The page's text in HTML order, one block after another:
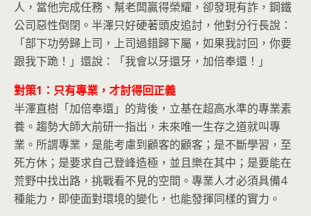
人，當他完成任務、幫老闆贏得榮耀，卻發現有詐，鋼鐵
公司惡性倒閉。半澤只好硬著頭皮追討，他對分行長說：
「部下功勞歸上司，上司過錯歸下屬，如果我討回，你要
跟我下跪！」還說：「我會以牙還牙，加倍奉還！」
對策1：只有專業，才討得回正義
半澤直樹「加倍奉還」的背後，立基在超高水準的專業素
養。趨勢大師大前研一指出，未來唯一生存之道就叫專
業。所謂專業，是能考慮到顧客的顧客；是不斷學習，至
死方休；是要求自己登峰造極，並且樂在其中；是要能在
荒野中找出路，挑戰看不見的空間。專業人才必須具備4
種能力，即使面對環境的變化，也能發揮同樣的實力。